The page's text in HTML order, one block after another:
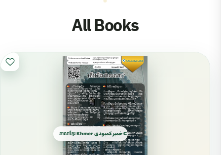
All Books
ភាសាខ្មែរ Khmer خمير كمبودي Cambodian